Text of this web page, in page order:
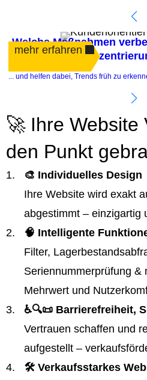
Welche Maßnahmen
mehr erfahren
... und helfen dabei, Trends früh zu
🚀 Ihre Website
den Punkt
🎨 Individuelles Design
Ihre Website wird exakt
abgestimmt – einzigartig
🧠 Intelligente
Filter,
Seriennummerprüfung &
Mehrwert und
♿️🔍📜 Barrierefreiheit,
Vertrauen schaffen und
aufgestellt –
🛠️ Verkaufsstarkes